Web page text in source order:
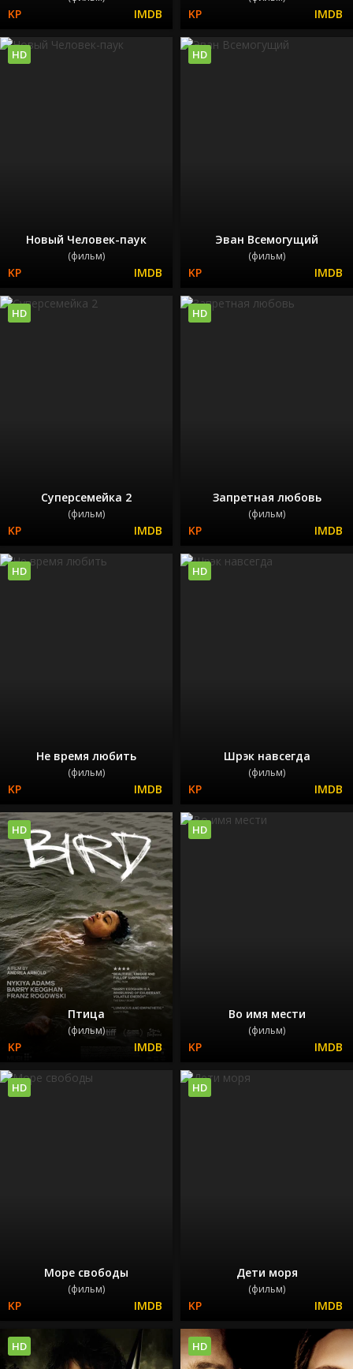
Новый Человек-паук
(фильм)
HD
Эван Всемогущий
(фильм)
HD
Суперсемейка 2
(фильм)
HD
Запретная любовь
(фильм)
HD
Не время любить
(фильм)
HD
Шрэк навсегда
(фильм)
HD
Птица
(фильм)
HD
Во имя мести
(фильм)
HD
Море свободы
(фильм)
HD
Дети моря
(фильм)
HD
HD HD